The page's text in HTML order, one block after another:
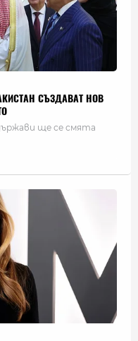
СЪЗДАВАТ НОВ
ще се смята